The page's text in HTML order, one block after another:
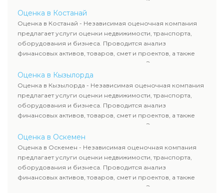
определяют рыночную стоимость имущества и
рассчитывают ущерб. Все отчеты соответствуют
требованиям законодательства и используются для
сделок, кредитования и судебных процессов.
Оценка в Костанай
Оценка в Костанай - Независимая оценочная компания
предлагает услуги оценки недвижимости, транспорта,
оборудования и бизнеса. Проводится анализ
финансовых активов, товаров, смет и проектов, а также
оценка животных и недропользования. Эксперты
определяют рыночную стоимость имущества и
рассчитывают ущерб. Все отчеты соответствуют
требованиям законодательства и используются для
сделок, кредитования и судебных процессов.
Оценка в Кызылорда
Оценка в Кызылорда - Независимая оценочная компания
предлагает услуги оценки недвижимости, транспорта,
оборудования и бизнеса. Проводится анализ
финансовых активов, товаров, смет и проектов, а также
оценка животных и недропользования. Эксперты
определяют рыночную стоимость имущества и
рассчитывают ущерб. Все отчеты соответствуют
требованиям законодательства и используются для
сделок, кредитования и судебных процессов.
Оценка в Оскемен
Оценка в Оскемен - Независимая оценочная компания
предлагает услуги оценки недвижимости, транспорта,
оборудования и бизнеса. Проводится анализ
финансовых активов, товаров, смет и проектов, а также
оценка животных и недропользования. Эксперты